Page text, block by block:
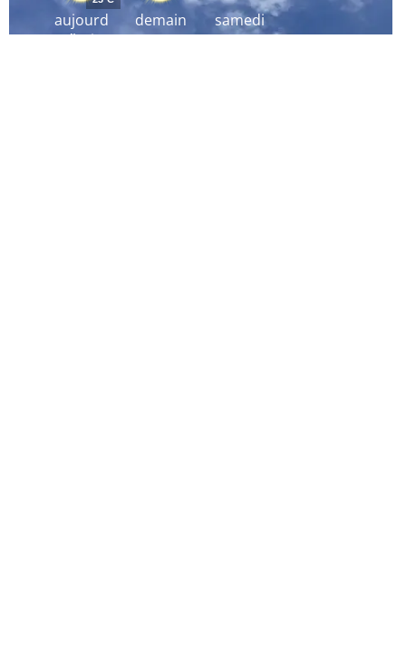
aujourd
´hui
demain samedi